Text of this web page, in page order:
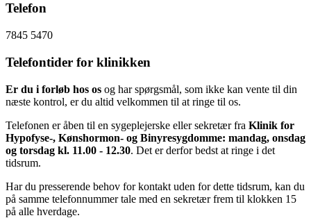
Telefon
7845 5470
Telefontider for klinikken
Er du i forløb hos os og har spørgsmål, som ikke kan vente til din
næste kontrol, er du altid velkommen til at ringe til os.
Telefonen er åben til en sygeplejerske eller sekretær fra Klinik for
Hypofyse-, Kønshormon- og Binyresygdomme: mandag, onsdag
og torsdag kl. 11.00 - 12.30. Det er derfor bedst at ringe i det
tidsrum.
Har du presserende behov for kontakt uden for dette tidsrum, kan du
på samme telefonnummer tale med en sekretær frem til klokken 15
på alle hverdage.